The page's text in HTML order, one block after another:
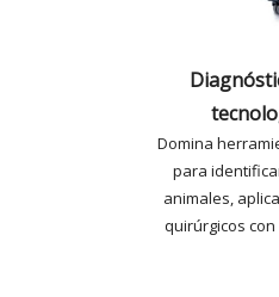
Domina
para
animales,
quirúrgicos